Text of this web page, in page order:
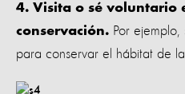
4. Visita o sé voluntario
conservación. Por
para conservar el hábitat de